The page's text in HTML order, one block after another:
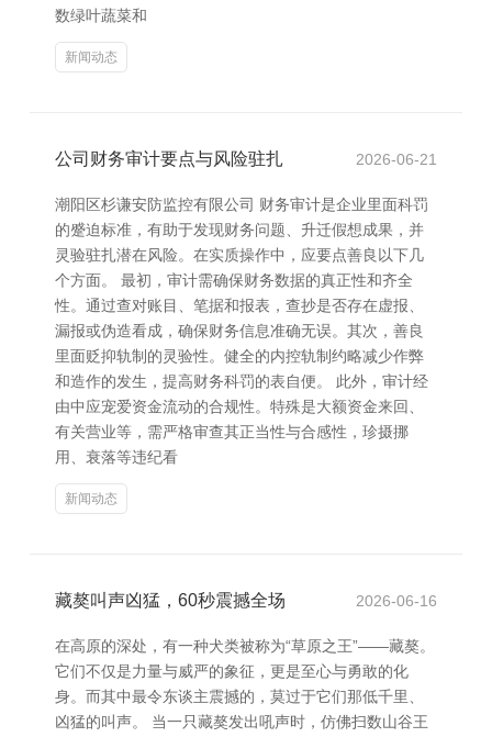
数绿叶蔬菜和
新闻动态
公司财务审计要点与风险驻扎 2026-06-21
潮阳区杉谦安防监控有限公司 财务审计是企业里面科罚
的蹙迫标准，有助于发现财务问题、升迁假想成果，并
灵验驻扎潜在风险。在实质操作中，应要点善良以下几
个方面。 最初，审计需确保财务数据的真正性和齐全
性。通过查对账目、笔据和报表，查抄是否存在虚报、
漏报或伪造看成，确保财务信息准确无误。其次，善良
里面贬抑轨制的灵验性。健全的内控轨制约略减少作弊
和造作的发生，提高财务科罚的表自便。 此外，审计经
由中应宠爱资金流动的合规性。特殊是大额资金来回、
有关营业等，需严格审查其正当性与合感性，珍摄挪
用、衰落等违纪看
新闻动态
藏獒叫声凶猛，60秒震撼全场 2026-06-16
在高原的深处，有一种犬类被称为“草原之王”——藏獒。
它们不仅是力量与威严的象征，更是至心与勇敢的化
身。而其中最令东谈主震撼的，莫过于它们那低千里、
凶猛的叫声。 当一只藏獒发出吼声时，仿佛扫数山谷王